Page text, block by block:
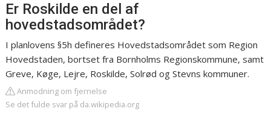
Er Roskilde en del af
hovedstadsområdet?
I planlovens §5h defineres Hovedstadsområdet som Region
Hovedstaden, bortset fra Bornholms Regionskommune, samt
Greve, Køge, Lejre, Roskilde, Solrød og Stevns kommuner.
Anmodning om fjernelse
Se det fulde svar på da.wikipedia.org